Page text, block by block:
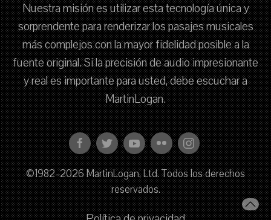
Nuestra misión es utilizar esta tecnología única y
sorprendente para renderizar los pasajes musicales
más complejos con la mayor fidelidad posible a la
fuente original. Si la precisión de audio impresionante
y real es importante para usted, debe escuchar a
MartinLogan.
©1982–2026 MartinLogan, Ltd. Todos los derechos
reservados.